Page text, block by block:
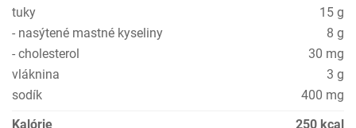
tuky
15 g
- nasýtené mastné kyseliny
8 g
- cholesterol
30 mg
vláknina
3 g
sodík
400 mg
Kalórie
250 kcal